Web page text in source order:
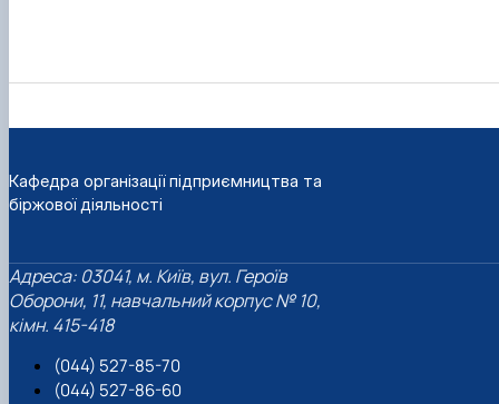
Кафедра організації підприємництва та
біржової діяльності
Адреса: 03041, м. Київ, вул. Героїв
Оборони, 11, навчальний корпус № 10,
кімн. 415-418
(044) 527-85-70
(044) 527-86-60